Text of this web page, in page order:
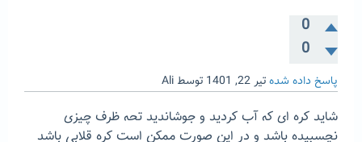
0
0
پاسخ داده شدهتیر 22, 1401 توسط Ali
شاید کره ای که آب کردید و جوشاندید تحه ظرف چیزی
نچسبیده باشد و در این صورت ممکن است کره قلابی باشد